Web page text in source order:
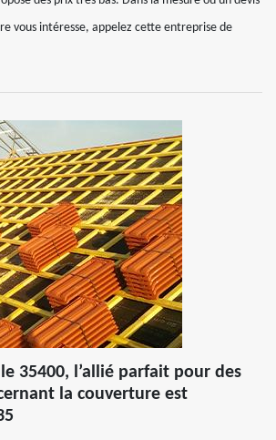
vous intéresse, appelez cette entreprise de
35400, l’allié parfait pour des
la couverture est